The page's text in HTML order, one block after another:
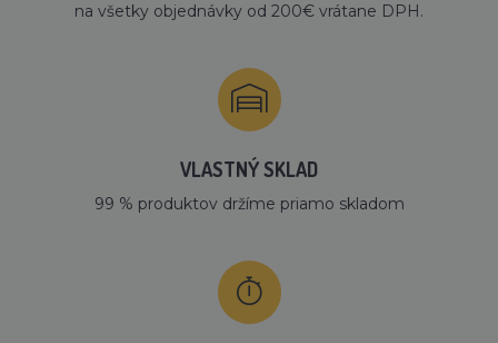
na všetky objednávky od 200€ vrátane DPH.
VLASTNÝ SKLAD
99 % produktov držíme priamo skladom